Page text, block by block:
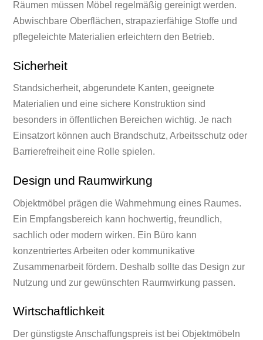
Räumen müssen Möbel regelmäßig gereinigt werden.
Abwischbare Oberflächen, strapazierfähige Stoffe und
pflegeleichte Materialien erleichtern den Betrieb.
Sicherheit
Standsicherheit, abgerundete Kanten, geeignete
Materialien und eine sichere Konstruktion sind
besonders in öffentlichen Bereichen wichtig. Je nach
Einsatzort können auch Brandschutz, Arbeitsschutz oder
Barrierefreiheit eine Rolle spielen.
Design und Raumwirkung
Objektmöbel prägen die Wahrnehmung eines Raumes.
Ein Empfangsbereich kann hochwertig, freundlich,
sachlich oder modern wirken. Ein Büro kann
konzentriertes Arbeiten oder kommunikative
Zusammenarbeit fördern. Deshalb sollte das Design zur
Nutzung und zur gewünschten Raumwirkung passen.
Wirtschaftlichkeit
Der günstigste Anschaffungspreis ist bei Objektmöbeln